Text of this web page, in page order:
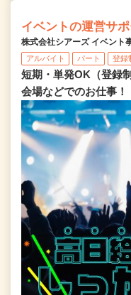
イベントの運営サポ
株式会社シアーズ イベント
アルバイト パート 登録
短期・単発OK（登録
会場などでのお仕事！